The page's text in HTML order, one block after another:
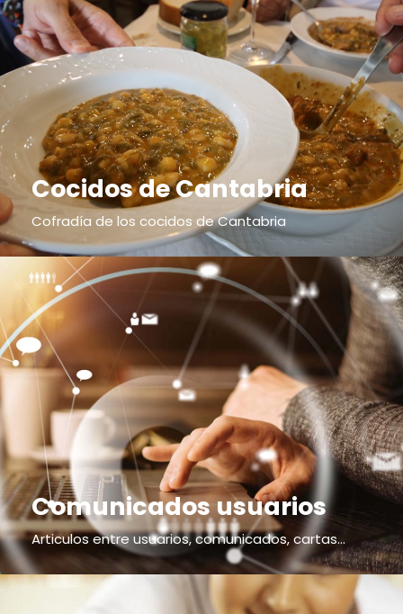
Cocidos de Cantabria
Cofradía de los cocidos de Cantabria
Comunicados usuarios
Articulos entre usuarios, comunicados, cartas...